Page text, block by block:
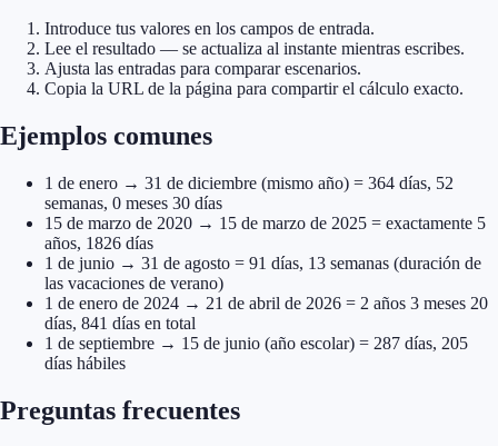
Introduce tus valores en los campos de entrada.
Lee el resultado — se actualiza al instante mientras escribes.
Ajusta las entradas para comparar escenarios.
Copia la URL de la página para compartir el cálculo exacto.
Ejemplos comunes
1 de enero → 31 de diciembre (mismo año) = 364 días, 52
semanas, 0 meses 30 días
15 de marzo de 2020 → 15 de marzo de 2025 = exactamente 5
años, 1826 días
1 de junio → 31 de agosto = 91 días, 13 semanas (duración de
las vacaciones de verano)
1 de enero de 2024 → 21 de abril de 2026 = 2 años 3 meses 20
días, 841 días en total
1 de septiembre → 15 de junio (año escolar) = 287 días, 205
días hábiles
Preguntas frecuentes